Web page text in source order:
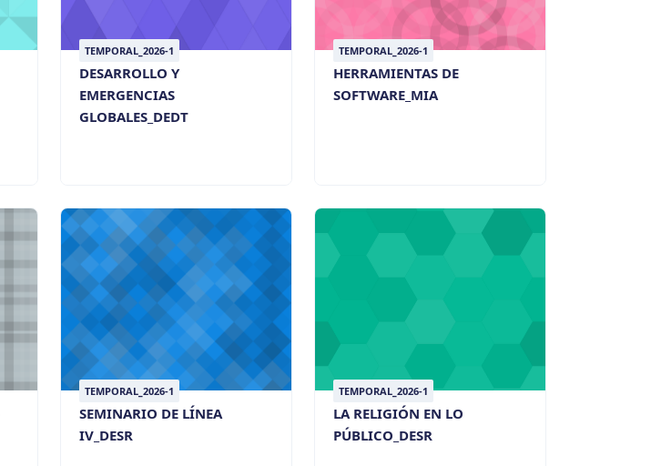
TEMPORAL_2026-1
DESARROLLO Y
EMERGENCIAS
GLOBALES_DEDT
TEMPORAL_2026-1
HERRAMIENTAS DE
SOFTWARE_MIA
TEMPORAL_2026-1
SEMINARIO DE LÍNEA
IV_DESR
TEMPORAL_2026-1
LA RELIGIÓN EN LO
PÚBLICO_DESR